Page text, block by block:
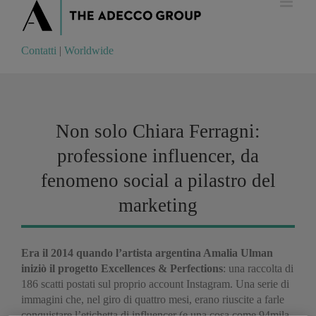
Contatti Worldwide
Contatti | Worldwide
Non solo Chiara Ferragni:
professione influencer, da
fenomeno social a pilastro del
marketing
Era il 2014 quando l’artista argentina Amalia Ulman
iniziò il progetto Excellences & Perfections: una raccolta di
186 scatti postati sul proprio account Instagram. Una serie di
immagini che, nel giro di quattro mesi, erano riuscite a farle